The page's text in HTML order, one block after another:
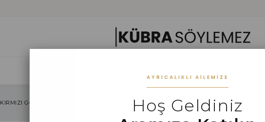
KIRMIZI GÖĞÜS KUPLU KOLU BÜZGÜLÜ YIRTMAÇLI ELBİSE
AYRICALIKLI AILEMIZE
Hoş Geldiniz